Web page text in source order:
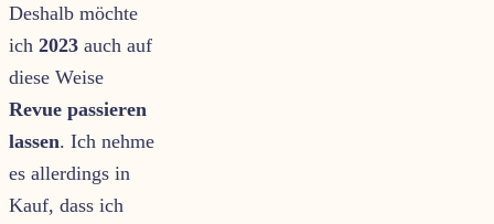
Deshalb möchte
ich 2023 auch auf
diese Weise
Revue passieren
lassen. Ich nehme
es allerdings in
Kauf, dass ich